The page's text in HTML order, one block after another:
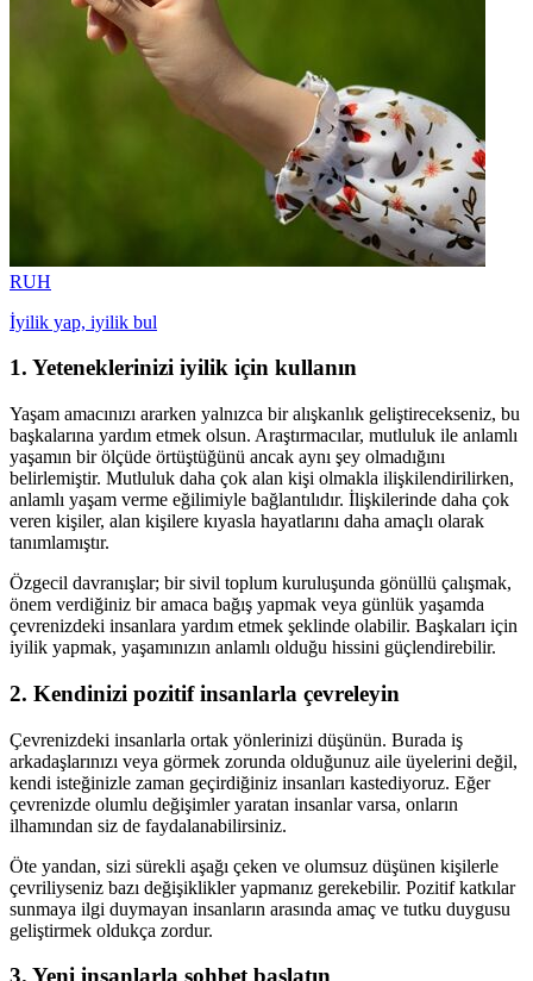
RUH
İyilik yap, iyilik bul
1. Yeteneklerinizi iyilik için kullanın
Yaşam amacınızı ararken yalnızca bir alışkanlık geliştirecekseniz, bu
başkalarına yardım etmek olsun. Araştırmacılar, mutluluk ile anlamlı
yaşamın bir ölçüde örtüştüğünü ancak aynı şey olmadığını
belirlemiştir. Mutluluk daha çok alan kişi olmakla ilişkilendirilirken,
anlamlı yaşam verme eğilimiyle bağlantılıdır. İlişkilerinde daha çok
veren kişiler, alan kişilere kıyasla hayatlarını daha amaçlı olarak
tanımlamıştır.
Özgecil davranışlar; bir sivil toplum kuruluşunda gönüllü çalışmak,
önem verdiğiniz bir amaca bağış yapmak veya günlük yaşamda
çevrenizdeki insanlara yardım etmek şeklinde olabilir. Başkaları için
iyilik yapmak, yaşamınızın anlamlı olduğu hissini güçlendirebilir.
2. Kendinizi pozitif insanlarla çevreleyin
Çevrenizdeki insanlarla ortak yönlerinizi düşünün. Burada iş
arkadaşlarınızı veya görmek zorunda olduğunuz aile üyelerini değil,
kendi isteğinizle zaman geçirdiğiniz insanları kastediyoruz. Eğer
çevrenizde olumlu değişimler yaratan insanlar varsa, onların
ilhamından siz de faydalanabilirsiniz.
Öte yandan, sizi sürekli aşağı çeken ve olumsuz düşünen kişilerle
çevriliyseniz bazı değişiklikler yapmanız gerekebilir. Pozitif katkılar
sunmaya ilgi duymayan insanların arasında amaç ve tutku duygusu
geliştirmek oldukça zordur.
3. Yeni insanlarla sohbet başlatın